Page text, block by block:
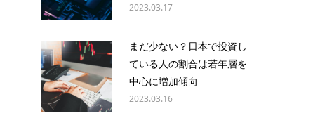
2023.03.17
まだ少ない？日本で投資し
ている人の割合は若年層を
中心に増加傾向
2023.03.16